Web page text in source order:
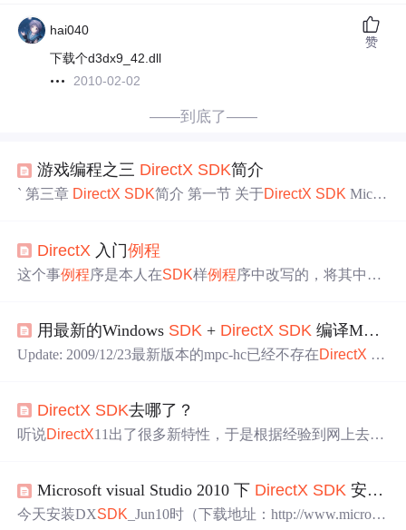
hai040
下载个d3dx9_42.dll
2010-02-02
赞
——到底了——
游戏编程之三 DirectX SDK简介
` 第三章 DirectX SDK简介 第一节 关于DirectX SDK Micro
您建构下一代的电脑游戏和多媒体应用程序。它的内容包
括了DirectDraw、DirectSound、DirectPlay、Direct3D和Dire
DirectX 入门例程
这个事例程序是本人在SDK样例程序中改写的，将其中无
一下我的理解。DirectX 对象是对一个屏幕的控制权的操
作，主要的方法有：创建，刷新，卸载。平面（表面，缓
主平面内容显示在屏幕上。
用最新的Windows SDK + DirectX SDK 编译MPC-HC
Update: 2009/12/23最新版本的mpc-hc已经不存在DirectX S
tX
SDK里面不存在的头文件，mpc-hc已经在项目中主动提
供了。 所以下面关于DirectX7的一些hack，目前已经不需
DirectX SDK去哪了？
听说DirectX11出了很多新特性，于是根据经验到网上去找
找到了“DXSDK_Mar09”，下下来安装还是失败, Where is t
heDirectX SDK?
Microsoft visual Studio 2010 下 DirectX SDK 安装配置详细过程
今天安装DXSDK _Jun10时（下载地址：http://www.microso